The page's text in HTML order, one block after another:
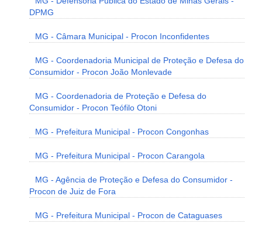
DPMG
MG - Câmara Municipal - Procon Inconfidentes
MG - Coordenadoria Municipal de Proteção e Defesa do
Consumidor - Procon João Monlevade
MG - Coordenadoria de Proteção e Defesa do
Consumidor - Procon Teófilo Otoni
MG - Prefeitura Municipal - Procon Congonhas
MG - Prefeitura Municipal - Procon Carangola
MG - Agência de Proteção e Defesa do Consumidor -
Procon de Juiz de Fora
MG - Prefeitura Municipal - Procon de Cataguases